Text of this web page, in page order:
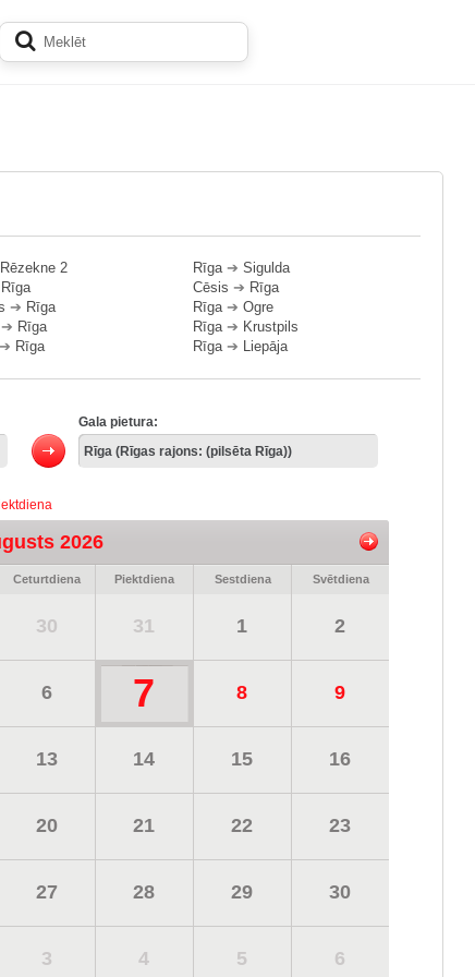
Rēzekne 2
Rīga
➔ Rīga
Rīga
Rīga
Rīga➔ Sigulda
Cēsis ➔ Rīga
Rīga➔ Ogre
Rīga➔ Krustpils
Rīga➔ Liepāja
Gala pietura:
2026
Ceturtdiena Piektdiena Sestdiena Svētdiena
30 31 1 2
6 7 8 9
13 14 15 16
20 21 22 23
27 28 29 30
3 4 5 6